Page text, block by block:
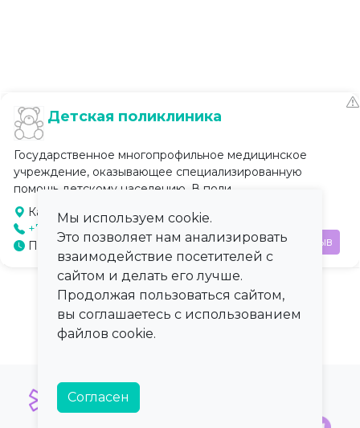
Детская поликлиника
Государственное многопрофильное медицинское
учреждение, оказывающее специализированную
помощь детскому населению. В поли...
Касли, ул. Коммуны, д. 65
+7 (351) 492-21-33
Пн-Пт: 8:00–17:00
Отзыв
Мы используем cookie.
Это позволяет нам анализировать
взаимодействие посетителей с
сайтом и делать его лучше.
Продолжая пользоваться сайтом,
вы соглашаетесь с использованием
файлов cookie.
Согласен